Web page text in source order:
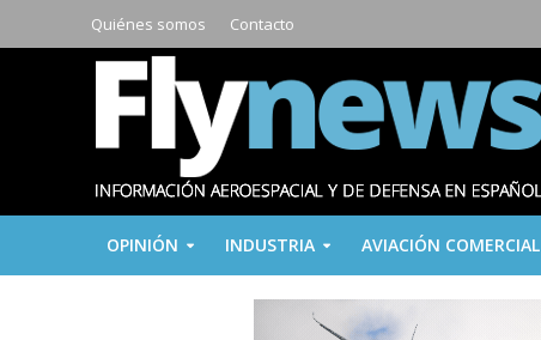
Quiénes somos Contacto
OPINIÓN INDUSTRIA AVIACIÓN COMERCIAL